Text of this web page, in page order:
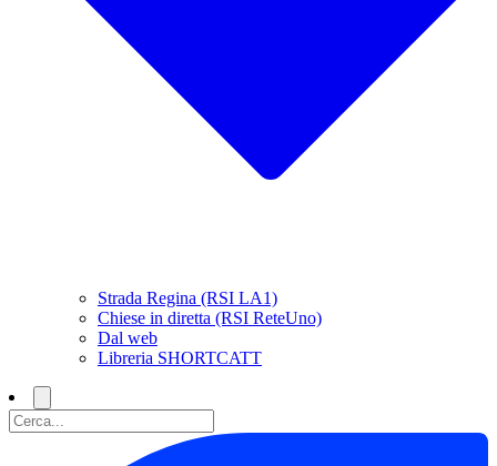
Strada Regina (RSI LA1)
Chiese in diretta (RSI ReteUno)
Dal web
Libreria SHORTCATT